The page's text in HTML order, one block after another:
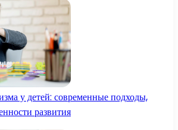
у детей: современные подходы,
развития